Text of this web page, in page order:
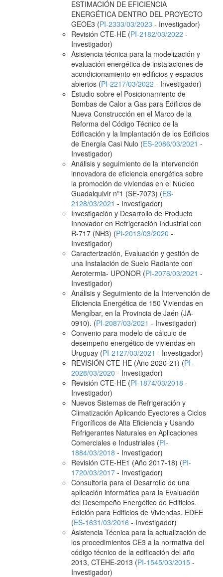
ESTIMACIÓN DE EFICIENCIA
ENERGÉTICA DENTRO DEL PROYECTO
GEOE3 (PI-2333/03/2023 - Investigador)
Revisión CTE-HE (PI-2182/03/2022 -
Investigador)
Asistencia técnica para la modelización y
evaluación energética de instalaciones de
acondicionamiento en edificios y espacios
abiertos (PI-2217/03/2022 - Investigador)
Estudio sobre el Posicionamiento de
Bombas de Calor a Gas para Edificios de
Nueva Construcción en el Marco de la
Reforma del Código Técnico de la
Edificación y la Implantación de los Edificios
de Energía Casi Nulo (ES-2086/03/2021 -
Investigador)
Análisis y seguimiento de la intervención
innovadora de eficiencia energética sobre
la promoción de viviendas en el Núcleo
Guadalquivir nº1 (SE-7073) (ES-
2128/03/2021 - Investigador)
Investigación y Desarrollo de Producto
Innovador en Refrigeración Industrial con
R-717 (NH3) (PI-2013/03/2020 -
Investigador)
Caracterización, Evaluación y gestión de
una Instalación de Suelo Radiante con
Aerotermia- UPONOR (PI-2076/03/2021 -
Investigador)
Análisis y Seguimiento de la Intervención de
Eficiencia Energética de 150 Viviendas en
Mengíbar, en la Provincia de Jaén (JA-
0910). (PI-2087/03/2021 - Investigador)
Convenio para modelo de cálculo de
desempeño energético de viviendas en
Uruguay (PI-2127/03/2021 - Investigador)
REVISIÓN CTE-HE (Año 2020-21) (PI-
2028/03/2020 - Investigador)
Revisión CTE-HE (PI-1874/03/2018 -
Investigador)
Nuevos Sistemas de Refrigeración y
Climatización Aplicando Eyectores a Ciclos
Frigoríficos de Alta Eficiencia y Usando
Refrigerantes Naturales en Aplicaciones
Comerciales e Industriales (PI-
1884/03/2018 - Investigador)
Revisión CTE-HE1 (Año 2017-18) (PI-
1720/03/2017- Investigador)
Consultoría para el Desarrollo de una
aplicación informática para la Evaluación
del Desempeño Energético de Edificios.
Edición para Edificios de Viviendas. EDEE
(ES-1631/03/2016 - Investigador)
Asistencia Técnica para la actualización de
los procedimientos CE3 a la normativa del
código técnico de la edificación del año
2013, CTEHE-2013 (PI-1545/03/2015-
Investigador)